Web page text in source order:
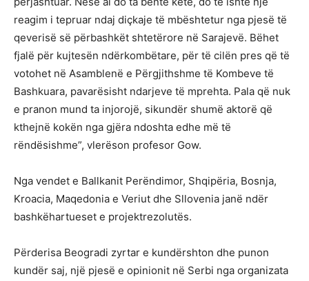
reagim i tepruar ndaj diçkaje të mbështetur nga pjesë të
qeverisë së përbashkët shtetërore në Sarajevë. Bëhet
fjalë për kujtesën ndërkombëtare, për të cilën pres që të
votohet në Asamblenë e Përgjithshme të Kombeve të
Bashkuara, pavarësisht ndarjeve të mprehta. Pala që nuk
e pranon mund ta injorojë, sikundër shumë aktorë që
kthejnë kokën nga gjëra ndoshta edhe më të
rëndësishme”, vlerëson profesor Gow.
Nga vendet e Ballkanit Perëndimor, Shqipëria, Bosnja,
Kroacia, Maqedonia e Veriut dhe Sllovenia janë ndër
bashkëhartueset e projektrezolutës.
Përderisa Beogradi zyrtar e kundërshton dhe punon
kundër saj, një pjesë e opinionit në Serbi nga organizata